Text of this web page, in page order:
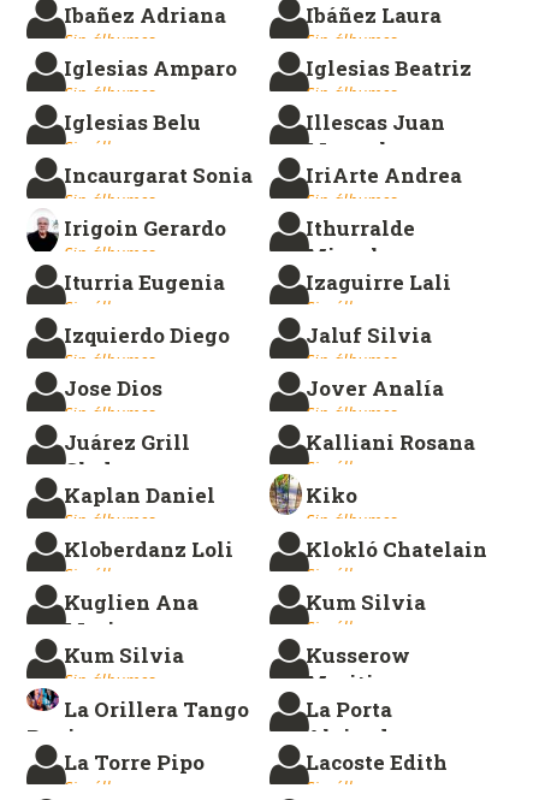
Ibañez Adriana
Sin álbumes.
Ibáñez Laura
Sin álbumes.
Iglesias Amparo
Sin álbumes.
Iglesias Beatriz
Sin álbumes.
Iglesias Belu
Sin álbumes.
Illescas Juan
Manuel
Sin álbumes.
Incaurgarat Sonia
Sin álbumes.
IriArte Andrea
Sin álbumes.
Irigoin Gerardo
Sin álbumes.
Ithurralde
Micaela
Sin álbumes.
Iturria Eugenia
Sin álbumes.
Izaguirre Lali
Sin álbumes.
Izquierdo Diego
Sin álbumes.
Jaluf Silvia
Sin álbumes.
Jose Dios
Sin álbumes.
Jover Analía
Sin álbumes.
Juárez Grill
Gladys
Sin álbumes.
Kalliani Rosana
Sin álbumes.
Kaplan Daniel
Sin álbumes.
Kiko
Sin álbumes.
Kloberdanz Loli
Sin álbumes.
Klokló Chatelain
Sin álbumes.
Kuglien Ana
Maria
Sin álbumes.
Kum Silvia
Sin álbumes.
Kum Silvia
Sin álbumes.
Kusserow
Maritina
Sin álbumes.
La Orillera Tango
Reviews
Sin álbumes.
La Porta
Alejandra
Sin álbumes.
La Torre Pipo
Sin álbumes.
Lacoste Edith
Sin álbumes.